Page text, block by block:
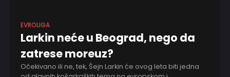
EVROLIGA
Larkin neće u Beograd, nego da
zatrese moreuz?
Očekivano ili ne, tek, Šejn Larkin će ovog leta biti jedna